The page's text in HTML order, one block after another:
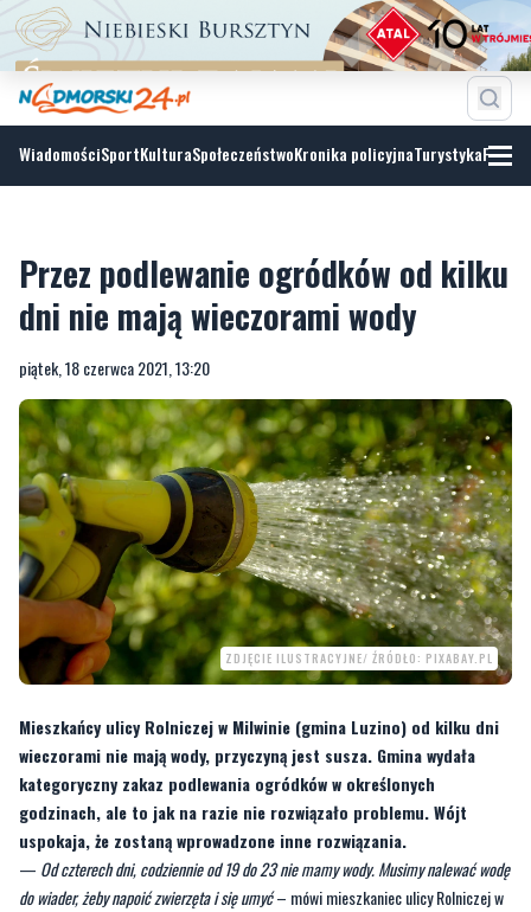
WiadomościSportKulturaSpołeczeństwoKronika policyjnaTurystyka
Przez podlewanie ogródków od kilku
dni nie mają wieczorami wody
piątek, 18 czerwca 2021, 13:20
ZDJĘCIE ILUSTRACYJNE/ ŹRÓDŁO: PIXABAY.PL
Mieszkańcy ulicy Rolniczej w Milwinie (gmina Luzino) od kilku dni
wieczorami nie mają wody, przyczyną jest susza. Gmina wydała
kategoryczny zakaz podlewania ogródków w określonych
godzinach, ale to jak na razie nie rozwiązało problemu. Wójt